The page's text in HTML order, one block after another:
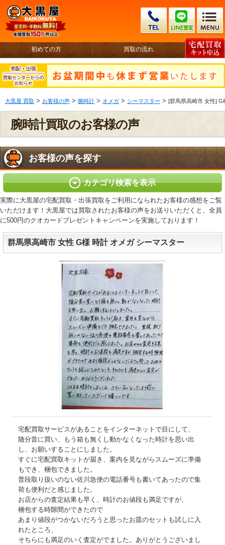
初めての方 買取の流れ
大黒屋 買取 > お客様の声 > 腕時計 > オメガ > シーマスター > [群馬県高崎市 女性] G
腕時計買取のお客様の声
お客様の声を探す
カテゴリ検索を表示
実際に大黒屋の宅配買取・出張買取をご利用になられたお客様の感想をご覧
いただけます！大黒屋では買取されたお客様の声をお送りいただくと、全員
に500円のクオカードプレゼントキャンペーンを実施しております！
群馬県高崎市 女性 G様 時計 オメガ シーマスター
宅配買取サービスがあることをインターネットで目にして、
随分昔に買い、もう箱も無くし動かなくなった時計を思い出
し、お願いすることにしました。
すぐに宅配買取キットが届き、案内を見ながらスムーズに準備
もでき、梱包できました。
普段取り扱いのない佐川急便の電話番号も書いてあったので集
荷も便利だと感じました。
お店からの査定結果も早く、時計のお値段も満足ですが、
梱包する時隙間ができたので
あまり値段がつかないだろうと思ったお皿のセットも試しに入
れたところ、
そちらにも満足のいく査定がでました。ありがとうございまし